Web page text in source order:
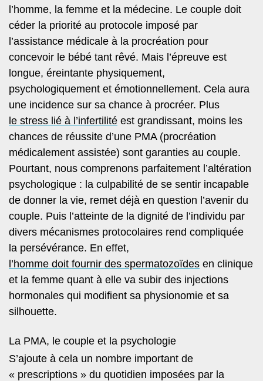
l’homme, la femme et la médecine. Le couple doit
céder la priorité au protocole imposé par
l’assistance médicale à la procréation pour
concevoir le bébé tant rêvé. Mais l’épreuve est
longue, éreintante physiquement,
psychologiquement et émotionnellement. Cela aura
une incidence sur sa chance à procréer. Plus
le stress lié à l’infertilité est grandissant, moins les
chances de réussite d’une PMA (procréation
médicalement assistée) sont garanties au couple.
Pourtant, nous comprenons parfaitement l’altération
psychologique : la culpabilité de se sentir incapable
de donner la vie, remet déjà en question l’avenir du
couple. Puis l’atteinte de la dignité de l’individu par
divers mécanismes protocolaires rend compliquée
la persévérance. En effet,
l’homme doit fournir des spermatozoïdes en clinique
et la femme quant à elle va subir des injections
hormonales qui modifient sa physionomie et sa
silhouette.
La PMA, le couple et la psychologie
S’ajoute à cela un nombre important de
« prescriptions » du quotidien imposées par la